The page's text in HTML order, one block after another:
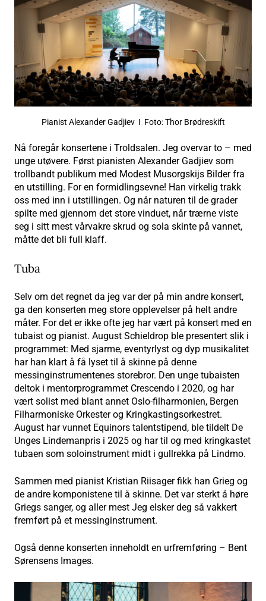
Pianist Alexander Gadjiev I Foto: Thor Brødreskift
Nå foregår konsertene i Troldsalen. Jeg overvar to – med
unge utøvere. Først pianisten Alexander Gadjiev som
trollbandt publikum med Modest Musorgskijs Bilder fra
en utstilling. For en formidlingsevne! Han virkelig trakk
oss med inn i utstillingen. Og når naturen til de grader
spilte med gjennom det store vinduet, når trærne viste
seg i sitt mest vårvakre skrud og sola skinte på vannet,
måtte det bli full klaff.
Tuba
Selv om det regnet da jeg var der på min andre konsert,
ga den konserten meg store opplevelser på helt andre
måter. For det er ikke ofte jeg har vært på konsert med en
tubaist og pianist. August Schieldrop ble presentert slik i
programmet: Med sjarme, eventyrlyst og dyp musikalitet
har han klart å få lyset til å skinne på denne
messinginstrumentenes storebror. Den unge tubaisten
deltok i mentorprogrammet Crescendo i 2020, og har
vært solist med blant annet Oslo-filharmonien, Bergen
Filharmoniske Orkester og Kringkastingsorkestret.
August har vunnet Equinors talentstipend, ble tildelt De
Unges Lindemanpris i 2025 og har til og med kringkastet
tubaen som soloinstrument midt i gullrekka på Lindmo.
Sammen med pianist Kristian Riisager fikk han Grieg og
de andre komponistene til å skinne. Det var sterkt å høre
Griegs sanger, og aller mest Jeg elsker deg så vakkert
fremført på et messinginstrument.
Også denne konserten inneholdt en urfremføring – Bent
Sørensens Images.